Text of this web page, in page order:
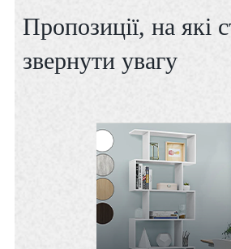
Пропозиції, на які
звернути увагу